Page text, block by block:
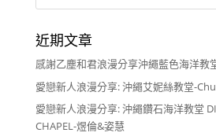
近期文章
感謝乙塵和君浪漫分享沖繩藍色海洋教
愛戀新人浪漫分享: 沖繩艾妮絲教堂-
愛戀新人浪漫分享: 沖繩鑽石海洋教堂
CHAPEL-煜倫&姿慧